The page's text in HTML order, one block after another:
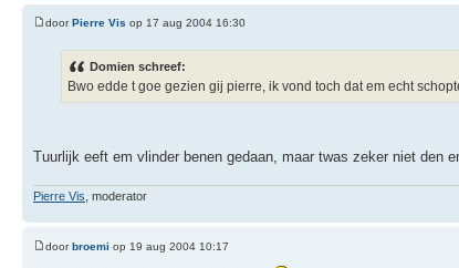
door Pierre Vis op 17 aug 2004 16:30
Domien schreef:
Bwo edde t goe gezien gij pierre, ik vond toch dat em echt
Tuurlijk eeft em vlinder benen gedaan, maar twas zeker niet den
Pierre Vis , moderator
doorbroemi op 19 aug 2004 10:17